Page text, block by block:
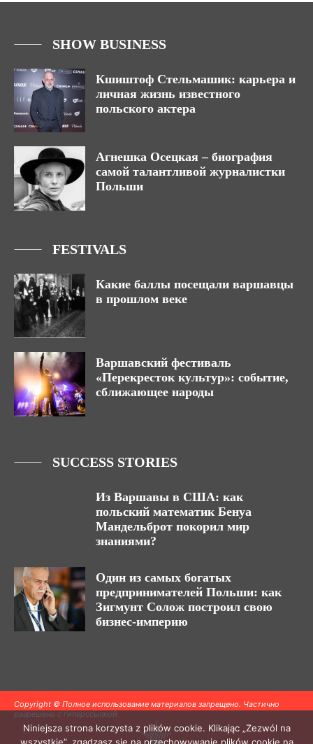
SHOW BUSINESS
Кшиштоф Стельмашик: карьера и
личная жизнь известного
польского актера
Агнешка Осецкая – биография
самой талантливой журналистки
Польши
FESTIVALS
Какие баллы посещали варшавцы
в прошлом веке
Варшавский фестиваль
«Перекресток культур»: событие,
сближающее народы
SUCCESS STORIES
Из Варшавы в США: как
польский математик Бенуа
Мандельброт покорил мир
знаниями?
Один из самых богатых
предпринимателей Польши: как
Зигмунт Солож построил свою
бизнес-империю
Copyright © Полное использование материалов запрещено. Частично
разрешено с гиперссылкой.
Niniejsza strona korzysta z plików cookie. Klikając „Zezwól na